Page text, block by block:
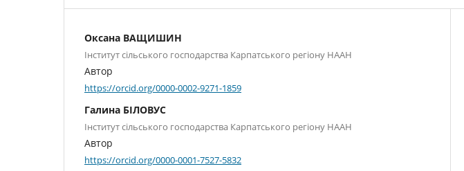
Оксана ВАЩИШИН
Інститут сільського господарства Карпатського регіону НААН
Автор
https://orcid.org/0000-0002-9271-1859
Галина БІЛОВУС
Інститут сільського господарства Карпатського регіону НААН
Автор
https://orcid.org/0000-0001-7527-5832